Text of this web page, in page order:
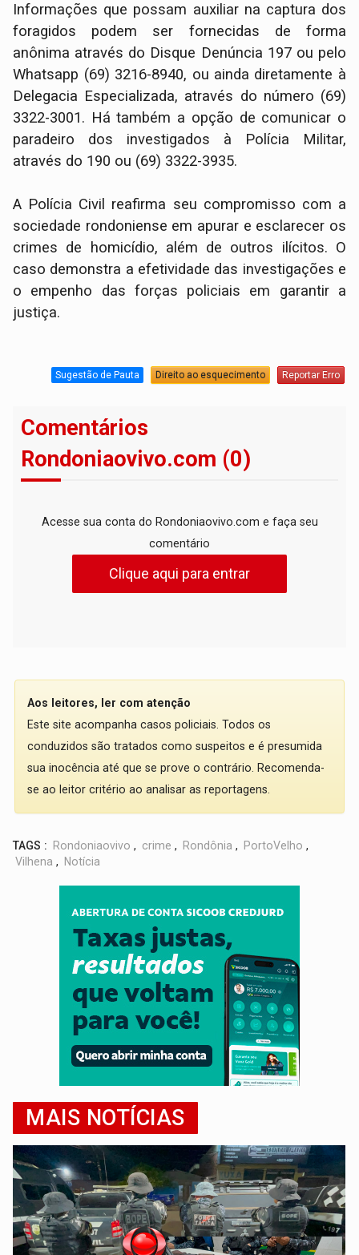
Informações que possam auxiliar na captura dos
foragidos podem ser fornecidas de forma
anônima através do Disque Denúncia 197 ou pelo
Whatsapp (69) 3216-8940, ou ainda diretamente à
Delegacia Especializada, através do número (69)
3322-3001. Há também a opção de comunicar o
paradeiro dos investigados à Polícia Militar,
através do 190 ou (69) 3322-3935.
A Polícia Civil reafirma seu compromisso com a
sociedade rondoniense em apurar e esclarecer os
crimes de homicídio, além de outros ilícitos. O
caso demonstra a efetividade das investigações e
o empenho das forças policiais em garantir a
justiça.
Sugestão de Pauta Direito ao esquecimento Reportar Erro
Comentários
Rondoniaovivo.com (0)
Acesse sua conta do Rondoniaovivo.com e faça seu
comentário
Clique aqui para entrar
Aos leitores, ler com atenção
Este site acompanha casos policiais. Todos os
conduzidos são tratados como suspeitos e é presumida
sua inocência até que se prove o contrário. Recomenda-
se ao leitor critério ao analisar as reportagens.
TAGS : Rondoniaovivo , crime , Rondônia , PortoVelho ,
Vilhena , Notícia
MAIS NOTÍCIAS